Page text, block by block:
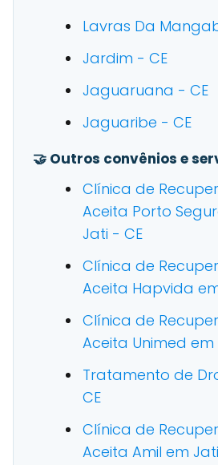
Lavras Da
Jardim - CE
Jaguaruana - CE
Jaguaribe - CE
🤝 Outros convênios e
Clínica de
Aceita Porto
Jati - CE
Clínica de
Aceita Hapvida
Clínica de
Aceita Unimed em
Tratamento de
CE
Clínica de
Aceita Amil em